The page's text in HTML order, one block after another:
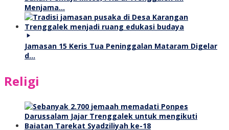
Menjama…
Jamasan 15 Keris Tua Peninggalan Mataram Digelar
d…
Religi